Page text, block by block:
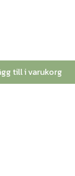
till i varukorg